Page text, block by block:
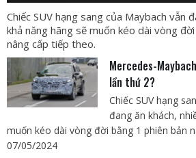
Chiếc SUV hạng sang của Maybach vẫn
khả năng hãng sẽ muốn kéo dài vòng
nâng cấp tiếp theo.
Mercedes-
lần thứ 2?
Chiếc SUV hạng
đang ăn khách,
muốn kéo dài vòng đời bằng 1 phiên bản
07/05/2024